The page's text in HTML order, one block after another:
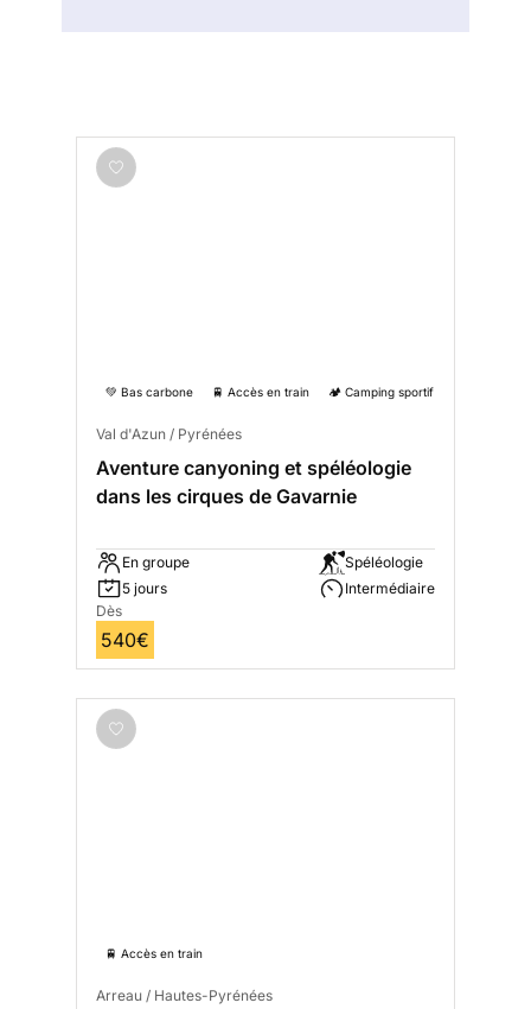
💚 Bas carbone 🚆 Accès en train 🏕️ Camping sportif
Val d'Azun / Pyrénées
Aventure canyoning et spéléologie
dans les cirques de Gavarnie
En groupe
5 jours
Spéléologie
Intermédiaire
Dès
540€
🚆 Accès en train
Arreau / Hautes-Pyrénées